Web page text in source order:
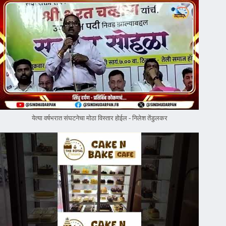
येत्या वर्षभरात संघटनेचा मोठा विस्तार होईल - निलेश तेंडुलकर